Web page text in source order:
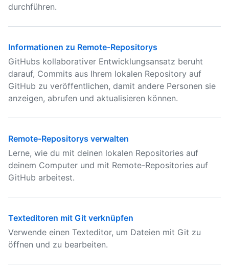
durchführen.
Informationen zu Remote-Repositorys
GitHubs kollaborativer Entwicklungsansatz beruht
darauf, Commits aus Ihrem lokalen Repository auf
GitHub zu veröffentlichen, damit andere Personen sie
anzeigen, abrufen und aktualisieren können.
Remote-Repositorys verwalten
Lerne, wie du mit deinen lokalen Repositories auf
deinem Computer und mit Remote-Repositories auf
GitHub arbeitest.
Texteditoren mit Git verknüpfen
Verwende einen Texteditor, um Dateien mit Git zu
öffnen und zu bearbeiten.